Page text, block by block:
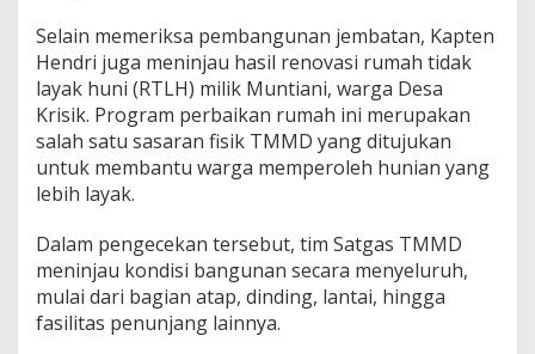
Selain memeriksa pembangunan jembatan, Kapten
Hendri juga meninjau hasil renovasi rumah tidak
layak huni (RTLH) milik Muntiani, warga Desa
Krisik. Program perbaikan rumah ini merupakan
salah satu sasaran fisik TMMD yang ditujukan
untuk membantu warga memperoleh hunian yang
lebih layak.
Dalam pengecekan tersebut, tim Satgas TMMD
meninjau kondisi bangunan secara menyeluruh,
mulai dari bagian atap, dinding, lantai, hingga
fasilitas penunjang lainnya.